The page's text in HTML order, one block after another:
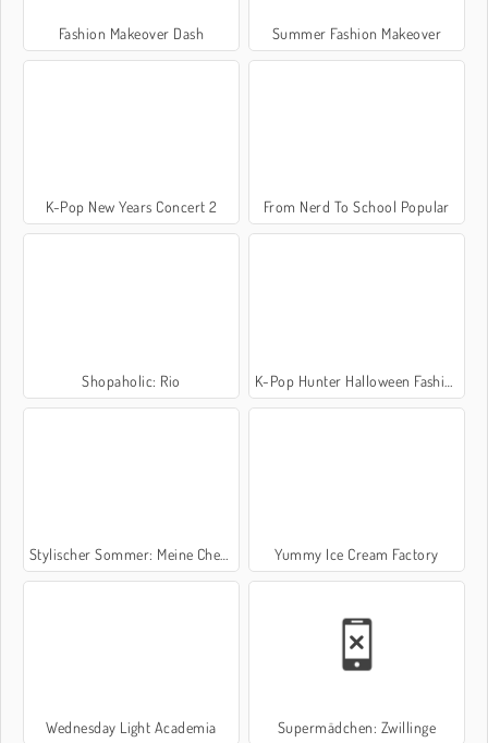
Fashion Makeover Dash Summer Fashion Makeover
K-Pop New Years Concert 2 From Nerd To School Popular
Shopaholic: Rio K-Pop Hunter Halloween Fashion
Stylischer Sommer: Meine Checkliste Yummy Ice Cream Factory
Wednesday Light Academia Supermädchen: Zwillinge